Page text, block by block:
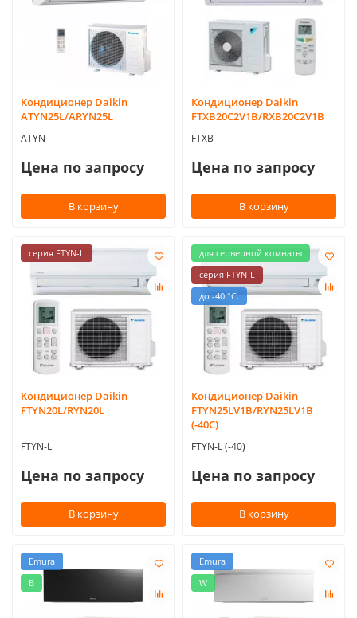
Кондиционер Daikin
ATYN25L/ARYN25L
ATYN
Цена по запросу
В корзину
Кондиционер Daikin
FTXB20C2V1B/RXB20C2V1B
FTXB
Цена по запросу
В корзину
серия FTYN-L
Кондиционер Daikin
FTYN20L/RYN20L
FTYN-L
Цена по запросу
В корзину
для серверной комнаты
серия FTYN-L
до -40 °С.
Кондиционер Daikin
FTYN25LV1B/RYN25LV1B
(-40C)
FTYN-L (-40)
Цена по запросу
В корзину
Emura
B
Emura
W